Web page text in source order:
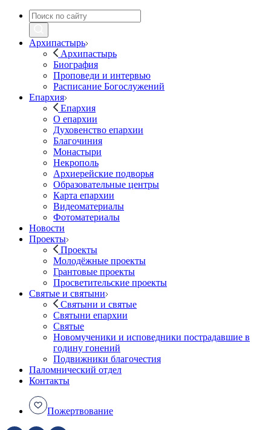
Архипастырь
Архипастырь
Биография
Проповеди и интервью
Расписание Богослужений
Епархия
Епархия
О епархии
Духовенство епархии
Благочиния
Монастыри
Некрополь
Архиерейские подворья
Образовательные центры
Карта епархии
Видеоматериалы
Фотоматериалы
Новости
Проекты
Проекты
Молодёжные проекты
Грантовые проекты
Просветительские проекты
Святые и святыни
Святыни и святые
Святыни епархии
Святые
Новомученики и исповедники пострадавшие в
годину гонений
Подвижники благочестия
Паломнический отдел
Контакты
Пожертвование